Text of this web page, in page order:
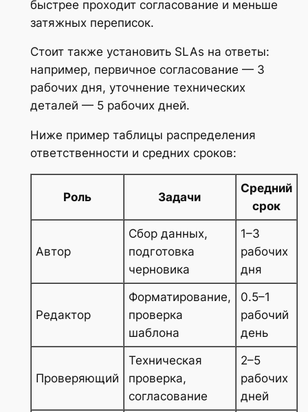
быстрее проходит согласование и меньше
затяжных переписок.
Стоит также установить SLAs на ответы:
например, первичное согласование — 3
рабочих дня, уточнение технических
деталей — 5 рабочих дней.
Ниже пример таблицы распределения
ответственности и средних сроков:
Роль Задачи
Средний
срок
Автор
Сбор данных,
подготовка
черновика
1–3
рабочих
дня
Редактор
Форматирование,
проверка
шаблона
0.5–1
рабочий
день
Проверяющий
Техническая
проверка,
согласование
2–5
рабочих
дней